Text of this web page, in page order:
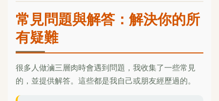
常見問題與解答：解決你的所
有疑難
很多人做滷三層肉時會遇到問題，我收集了一些常見
的，並提供解答。這些都是我自己或朋友經歷過的。